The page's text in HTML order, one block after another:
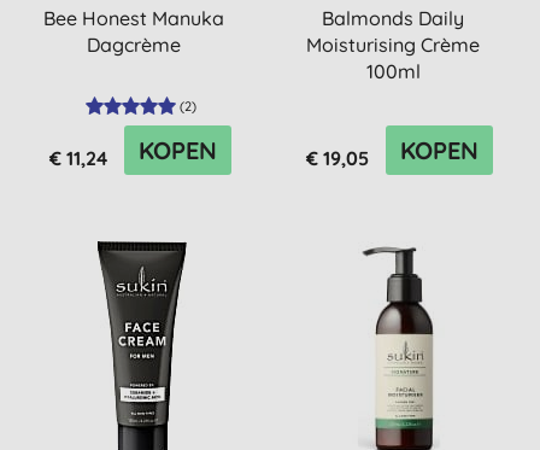
Bee Honest Manuka
Dagcrème
(2)
€ 11,24 KOPEN
Balmonds Daily
Moisturising Crème
100ml
€ 19,05 KOPEN